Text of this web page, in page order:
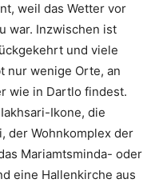
weil das Wetter vor
war. Inzwischen ist
und viele
nur wenige Orte, an
wie in Dartlo findest.
Ikone, die
der Wohnkomplex der
Mariamtsminda- oder
eine Hallenkirche aus